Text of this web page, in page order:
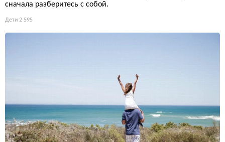
сначала разберитесь с собой.
Дети 2 595